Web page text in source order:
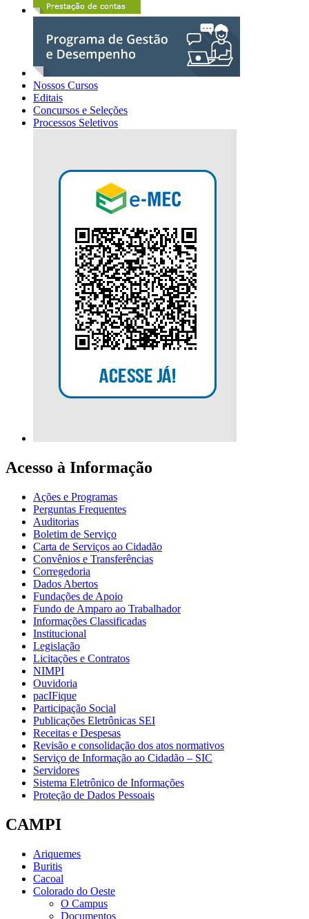
Nossos Cursos
Editais
Concursos e Seleções
Processos Seletivos
Acesso à Informação
Ações e Programas
Perguntas Frequentes
Auditorias
Boletim de Serviço
Carta de Serviços ao Cidadão
Convênios e Transferências
Corregedoria
Dados Abertos
Fundações de Apoio
Fundo de Amparo ao Trabalhador
Informações Classificadas
Institucional
Legislação
Licitações e Contratos
NIMPI
Ouvidoria
pacIFique
Participação Social
Publicações Eletrônicas SEI
Receitas e Despesas
Revisão e consolidação dos atos normativos
Serviço de Informação ao Cidadão – SIC
Servidores
Sistema Eletrônico de Informações
Proteção de Dados Pessoais
CAMPI
Ariquemes
Buritis
Cacoal
Colorado do Oeste
O Campus
Documentos